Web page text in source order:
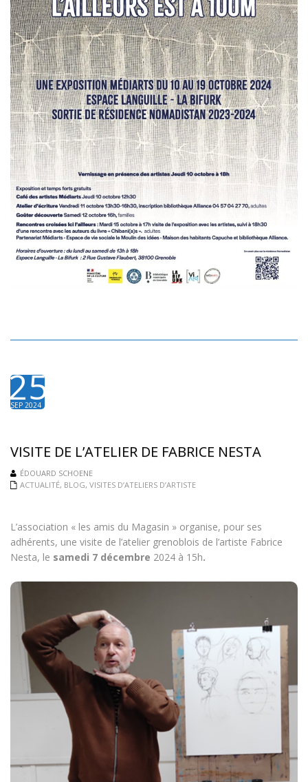
25
SEP 2024
VISITE DE L’ATELIER DE FABRICE NESTA
ÉDOUARD SCHOENE
ACTUALITÉ, BLOG, VISITES D’ATELIERS D’ARTISTE
L’association « les amis du Magasin » organise, pour ses
adhérents, une visite de l’atelier grenoblois de l’artiste Fabrice
Nesta, le samedi 7 décembre 2024 à 15h.